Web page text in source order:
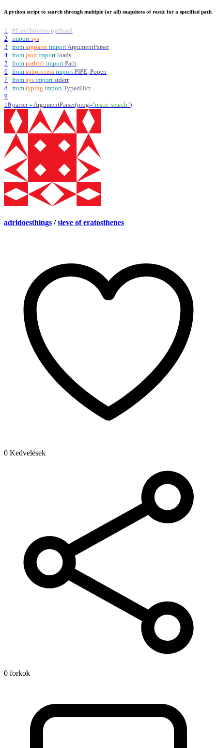
A python script to search through multiple (or all) snapshots of restic for a specified path
1
#!/usr/bin/env python3
2
import sys
3
from argparse import ArgumentParser
4
from json import loads
5
from pathlib import Path
6
from subprocess import PIPE Popen
7
from sys import stderr
8
from typing import TypedDict
9
10 parser = ArgumentParser(prog="restic-search")
adridoesthings / sieve of eratosthenes
0 Kedvelések
0 forkok